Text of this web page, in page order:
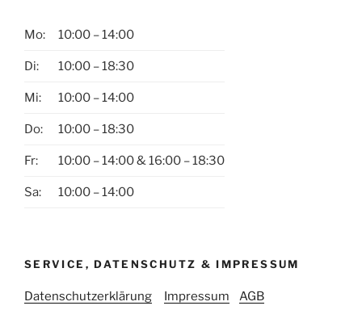
Mo: 10:00 – 14:00
Di: 10:00 – 18:30
Mi: 10:00 – 14:00
Do: 10:00 – 18:30
Fr: 10:00 – 14:00 & 16:00 – 18:30
Sa: 10:00 – 14:00
SERVICE, DATENSCHUTZ & IMPRESSUM
Datenschutzerklärung Impressum
AGB